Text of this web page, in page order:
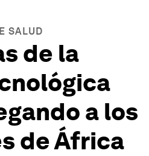
SALUD
de la
a los
de África